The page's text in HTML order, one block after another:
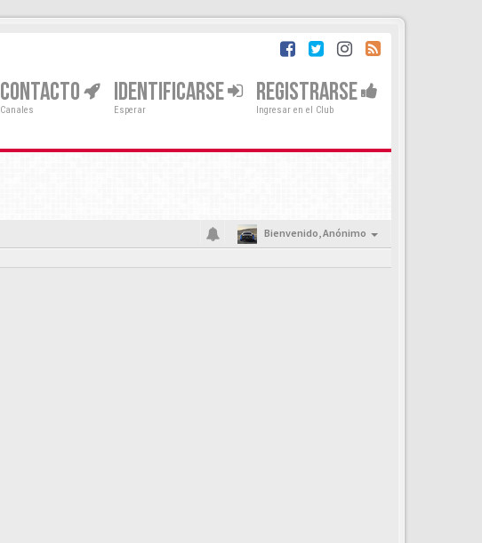
CONTACTO
Canales
IDENTIFICARSE
Esperar
REGISTRARSE
Ingresar en el Club
Bienvenido,Anónimo